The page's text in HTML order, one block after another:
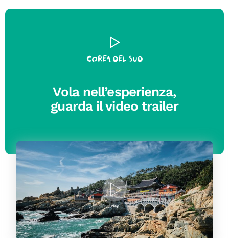
Corea del Sud
Vola nell’esperienza,
guarda il video trailer